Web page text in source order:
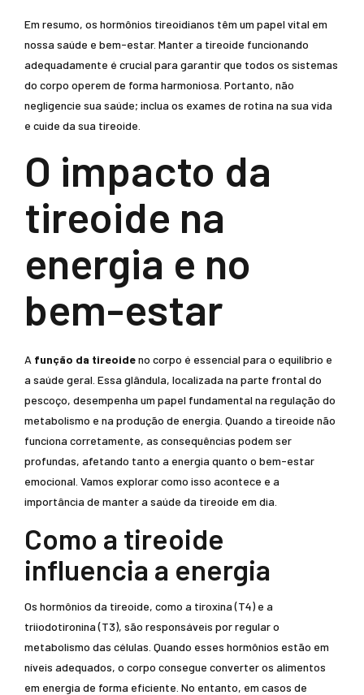
Em resumo, os hormônios tireoidianos têm um papel vital em
nossa saúde e bem-estar. Manter a tireoide funcionando
adequadamente é crucial para garantir que todos os sistemas
do corpo operem de forma harmoniosa. Portanto, não
negligencie sua saúde; inclua os exames de rotina na sua vida
e cuide da sua tireoide.
O impacto da
tireoide na
energia e no
bem-estar
A função da tireoideno corpo é essencial para o equilíbrio e
a saúde geral. Essa glândula, localizada na parte frontal do
pescoço, desempenha um papel fundamental na regulação do
metabolismo e na produção de energia. Quando a tireoide não
funciona corretamente, as consequências podem ser
profundas, afetando tanto a energia quanto o bem-estar
emocional. Vamos explorar como isso acontece e a
importância de manter a saúde da tireoide em dia.
Como a tireoide
influencia a energia
Os hormônios da tireoide, como a tiroxina (T4) e a
triiodotironina (T3), são responsáveis por regular o
metabolismo das células. Quando esses hormônios estão em
níveis adequados, o corpo consegue converter os alimentos
em energia de forma eficiente. No entanto, em casos de